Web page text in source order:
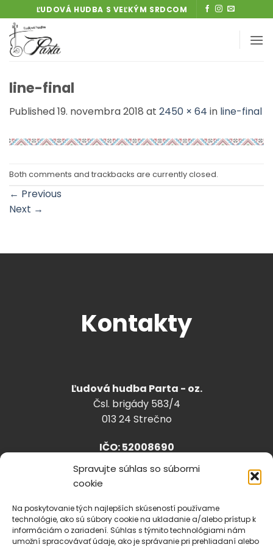
Spravujte súhlas so súbormi
cookie
Na poskytovanie tých najlepších skúseností používame
technológie, ako sú súbory cookie na ukladanie a/alebo prístup k
informáciám o zariadení. Súhlas s týmito technológiami nám
umožní spracovávať údaje, ako je správanie pri prehliadaní alebo
to
content
ĽUDOVÁ HUDBA S VEĽKÝM SRDCOM
line-final
Published19. novembra 2018 at 2450 × 64 in line-final
Both comments and trackbacks are currently closed.
← Previous
Next →
Kontakty
Ľudová hudba Parta - oz.
Čsl. brigády 583/4
013 24 Strečno
IČO: 52008690
+421918 530 888